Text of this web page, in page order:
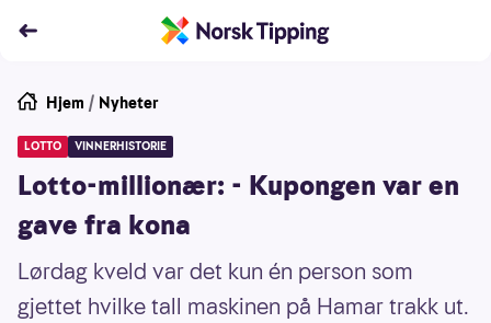
Hjem / Nyheter
LOTTO VINNERHISTORIE
Lotto-millionær: - Kupongen var en
gave fra kona
Lørdag kveld var det kun én person som
gjettet hvilke tall maskinen på Hamar trakk ut.